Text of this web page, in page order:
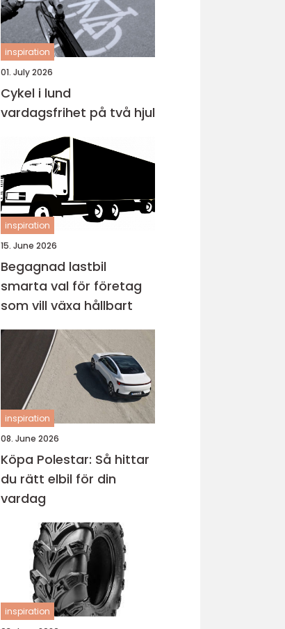
inspiration
01. July 2026
Cykel i lund
vardagsfrihet på två hjul
inspiration
15. June 2026
Begagnad lastbil
smarta val för företag
som vill växa hållbart
inspiration
08. June 2026
Köpa Polestar: Så hittar
du rätt elbil för din
vardag
inspiration